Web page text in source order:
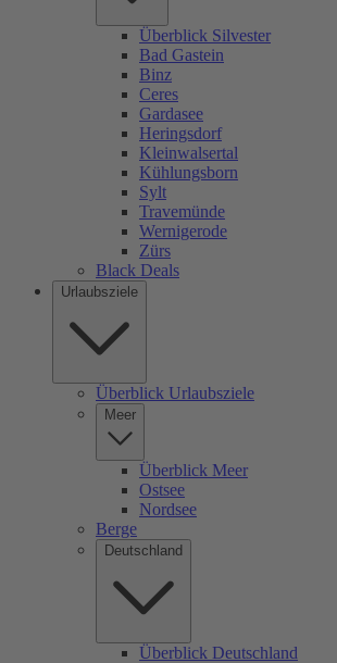
Überblick Silvester
Bad Gastein
Binz
Ceres
Gardasee
Heringsdorf
Kleinwalsertal
Kühlungsborn
Sylt
Travemünde
Wernigerode
Zürs
Black Deals
Urlaubsziele
Überblick Urlaubsziele
Meer
Überblick Meer
Ostsee
Nordsee
Berge
Deutschland
Überblick Deutschland